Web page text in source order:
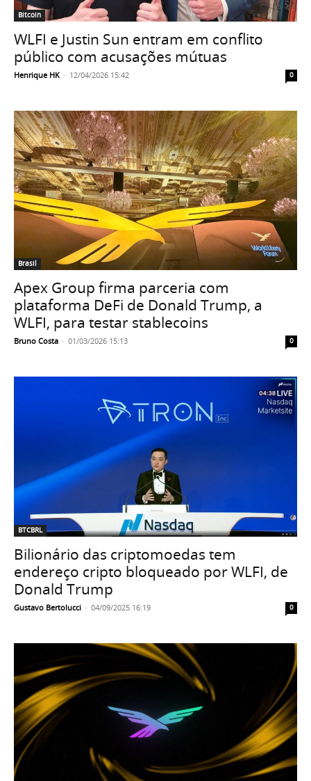
Bitcoin
WLFI e Justin Sun entram em conflito
público com acusações mútuas
Henrique HK - 12/04/2026 15:42 0
Brasil
Apex Group firma parceria com
plataforma DeFi de Donald Trump, a
WLFI, para testar stablecoins
Bruno Costa - 01/03/2026 15:13 0
BTCBRL
Bilionário das criptomoedas tem
endereço cripto bloqueado por WLFI, de
Donald Trump
Gustavo Bertolucci - 04/09/2025 16:19 0